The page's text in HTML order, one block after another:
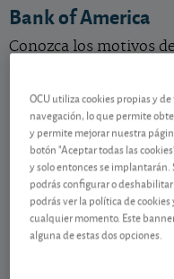
Bank of America
Conozca los motivos
Gestiona tu
experta
y consigue
OCU utiliza cookies propias y
navegación, lo que permite
y permite mejorar nuestra
botón "Aceptar todas las
y solo entonces se implantarán.
podrás configurar o
podrás ver la política de
cualquier momento. Este
alguna de estas dos opciones.